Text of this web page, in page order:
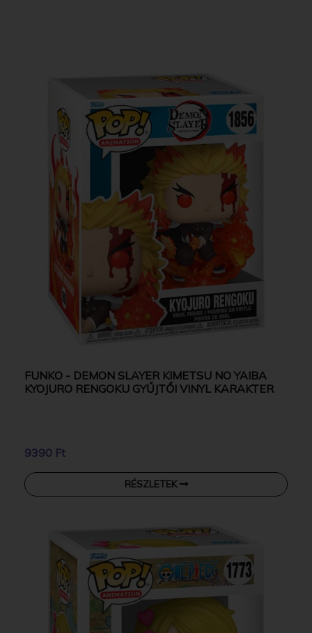
FUNKO - DEMON SLAYER KIMETSU NO YAIBA
KYOJURO RENGOKU GYŰJTŐI VINYL KARAKTER
9390 Ft
RÉSZLETEK